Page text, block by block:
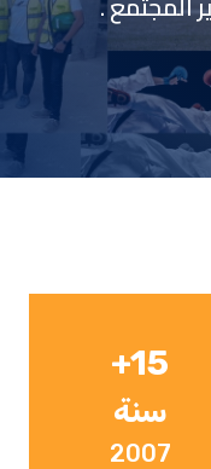
+15
سنة
2007